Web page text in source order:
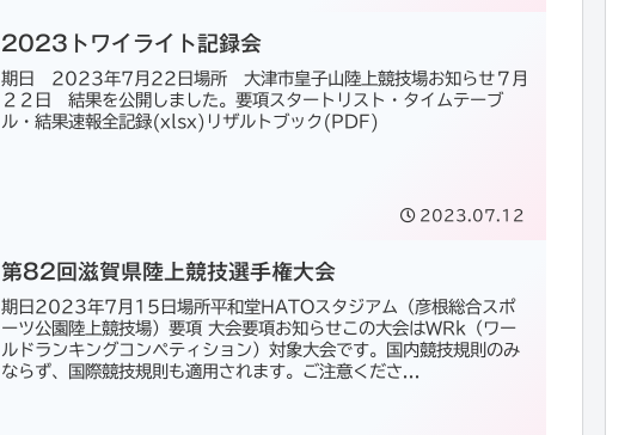
2023トワイライト記録会
期日 2023年7月22日場所 大津市皇子山陸上競技場お知らせ７月
２２日 結果を公開しました。要項スタートリスト・タイムテーブ
ル・結果速報全記録(xlsx)リザルトブック(PDF)
2023.07.12
第82回滋賀県陸上競技選手権大会
期日2023年7月15日場所平和堂HATOスタジアム（彦根総合スポ
ーツ公園陸上競技場）要項 大会要項お知らせこの大会はWRk（ワー
ルドランキングコンペティション）対象大会です。国内競技規則のみ
ならず、国際競技規則も適用されます。ご注意くださ...